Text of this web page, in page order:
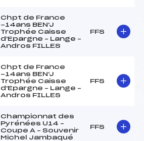
Chpt de France
-14ans BEN'J
Trophée Caisse
d'Epargne – Lange –
Andros FILLES
FFS
Chpt de France
-14ans BEN'J
Trophée Caisse
d'Epargne – Lange –
Andros FILLES
FFS
Championnat des
Pyrénées U14 –
Coupe A – Souvenir
Michel Jambaqué
FFS